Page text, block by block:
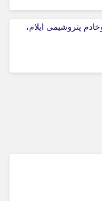
پتروشیمی ایلام،